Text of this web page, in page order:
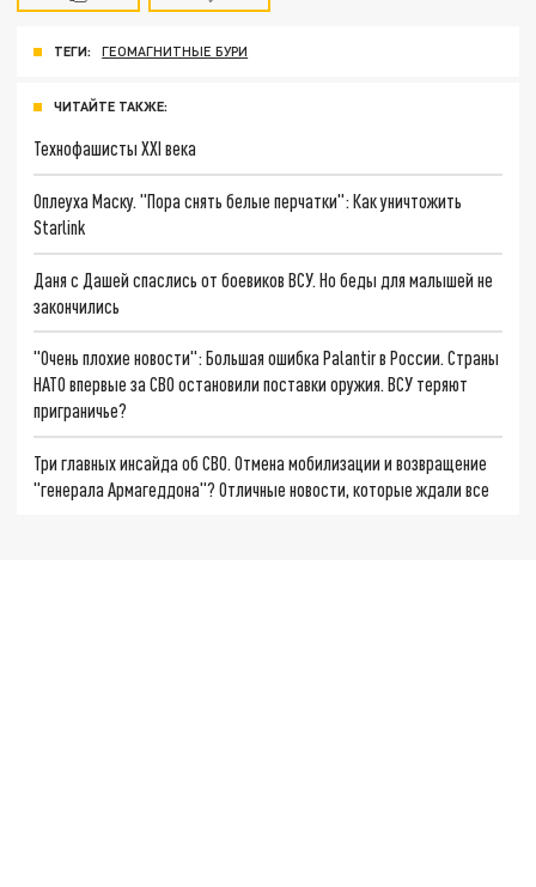
ТЕГИ: ГЕОМАГНИТНЫЕ БУРИ
ЧИТАЙТЕ ТАКЖЕ:
Технофашисты XXI века
Оплеуха Маску. "Пора снять белые перчатки": Как уничтожить
Starlink
Даня с Дашей спаслись от боевиков ВСУ. Но беды для малышей не
закончились
"Очень плохие новости": Большая ошибка Palantir в России. Страны
НАТО впервые за СВО остановили поставки оружия. ВСУ теряют
приграничье?
Три главных инсайда об СВО. Отмена мобилизации и возвращение
"генерала Армагеддона"? Отличные новости, которые ждали все